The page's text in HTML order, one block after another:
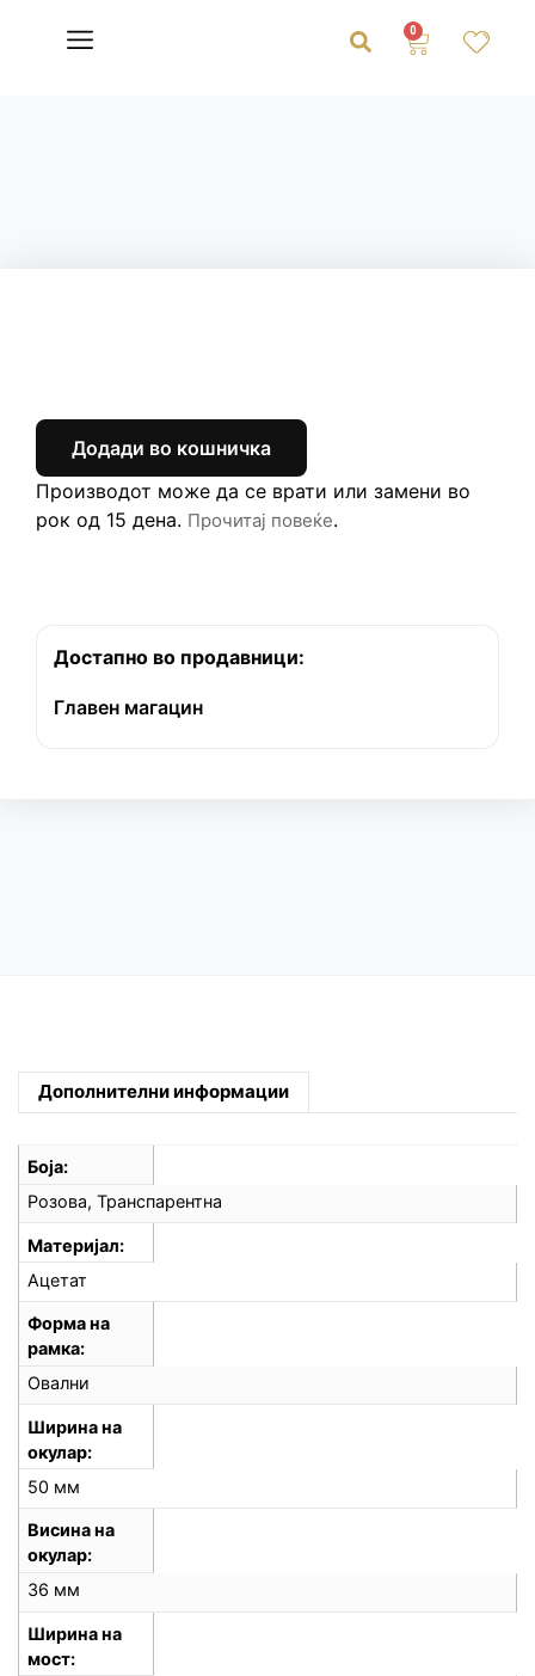
0
Додади во кошничка
Производот може да се врати или замени во
рок од 15 дена. Прочитај повеќе.
Достапно во продавници:
Главен магацин
Дополнителни информации
Боја
Розова, Транспарентна
Материјал
Ацетат
Форма на
рамка
Овални
Ширина на
окулар
50 мм
Висина на
окулар
36 мм
Ширина на
мост